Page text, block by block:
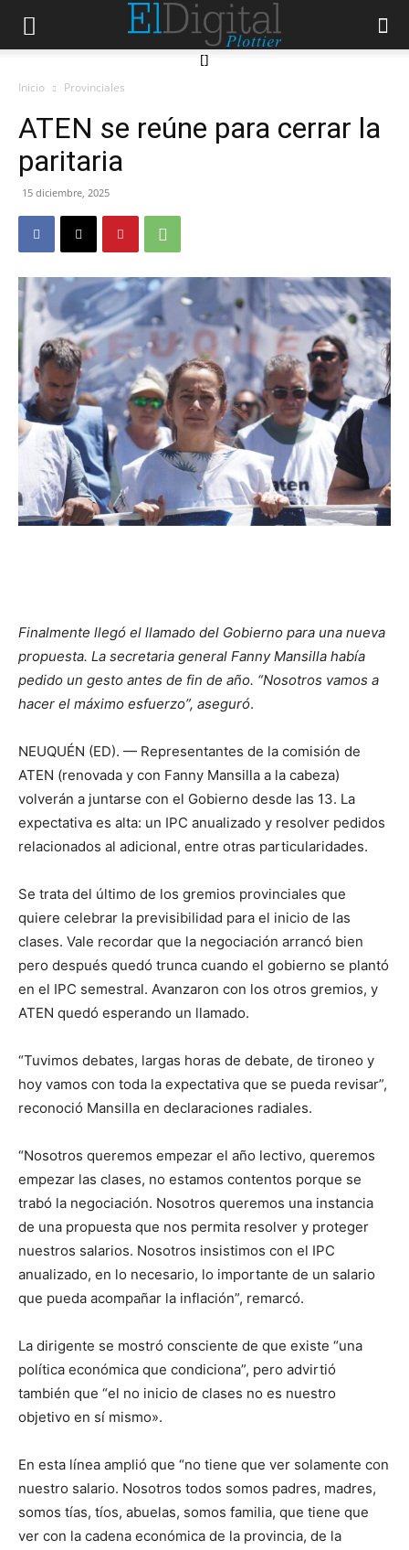
[]
Inicio Provinciales
ATEN se reúne para cerrar la
paritaria
15 diciembre, 2025
Finalmente llegó el llamado del Gobierno para una nueva
propuesta. La secretaria general Fanny Mansilla había
pedido un gesto antes de fin de año. “Nosotros vamos a
hacer el máximo esfuerzo”, aseguró.
NEUQUÉN (ED). — Representantes de la comisión de
ATEN (renovada y con Fanny Mansilla a la cabeza)
volverán a juntarse con el Gobierno desde las 13. La
expectativa es alta: un IPC anualizado y resolver pedidos
relacionados al adicional, entre otras particularidades.
Se trata del último de los gremios provinciales que
quiere celebrar la previsibilidad para el inicio de las
clases. Vale recordar que la negociación arrancó bien
pero después quedó trunca cuando el gobierno se plantó
en el IPC semestral. Avanzaron con los otros gremios, y
ATEN quedó esperando un llamado.
“Tuvimos debates, largas horas de debate, de tironeo y
hoy vamos con toda la expectativa que se pueda revisar”,
reconoció Mansilla en declaraciones radiales.
“Nosotros queremos empezar el año lectivo, queremos
empezar las clases, no estamos contentos porque se
trabó la negociación. Nosotros queremos una instancia
de una propuesta que nos permita resolver y proteger
nuestros salarios. Nosotros insistimos con el IPC
anualizado, en lo necesario, lo importante de un salario
que pueda acompañar la inflación”, remarcó.
La dirigente se mostró consciente de que existe “una
política económica que condiciona”, pero advirtió
también que “el no inicio de clases no es nuestro
objetivo en sí mismo».
En esta línea amplió que “no tiene que ver solamente con
nuestro salario. Nosotros todos somos padres, madres,
somos tías, tíos, abuelas, somos familia, que tiene que
ver con la cadena económica de la provincia, de la